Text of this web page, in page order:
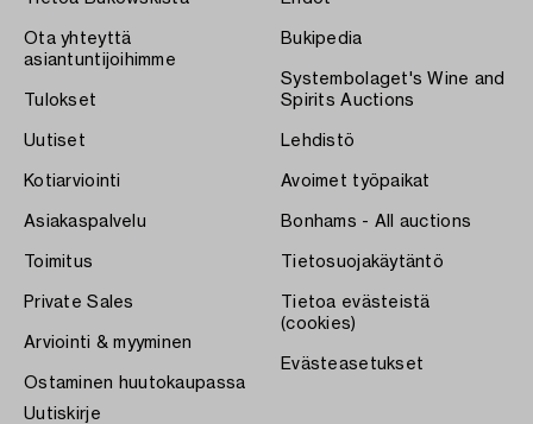
Ota yhteyttä
asiantuntijoihimme
Tulokset
Uutiset
Kotiarviointi
Asiakaspalvelu
Toimitus
Private Sales
Arviointi & myyminen
Ostaminen huutokaupassa
Bukipedia
Systembolaget's Wine and
Spirits Auctions
Lehdistö
Avoimet työpaikat
Bonhams - All auctions
Tietosuojakäytäntö
Tietoa evästeistä
(cookies)
Evästeasetukset
Uutiskirje